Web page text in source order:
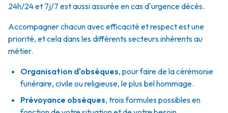
24h/24 et 7j/7 est aussi assurée en cas d'urgence décès.
Accompagner chacun avec efficacité et respect est une
priorité, et cela dans les différents secteurs inhérents au
métier.
Organisation d'obsèques, pour faire de la cérémonie
funéraire, civile ou religieuse, le plus bel hommage.
Prévoyance obsèques, trois formules possibles en